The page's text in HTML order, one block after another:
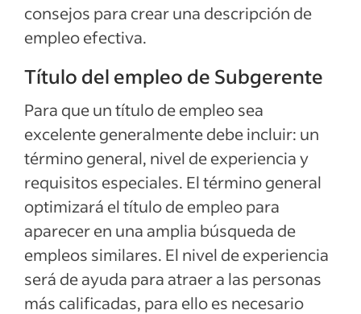
consejos para crear una descripción de
empleo efectiva.
Título del empleo de Subgerente
Para que un título de empleo sea
excelente generalmente debe incluir: un
término general, nivel de experiencia y
requisitos especiales. El término general
optimizará el título de empleo para
aparecer en una amplia búsqueda de
empleos similares. El nivel de experiencia
será de ayuda para atraer a las personas
más calificadas, para ello es necesario